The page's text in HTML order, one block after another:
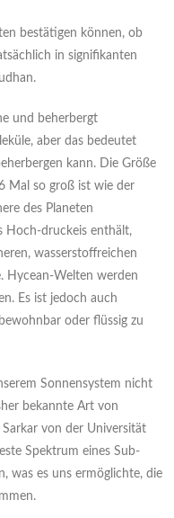
bestätigen können, ob
in signifikanten
und beherbergt
aber das bedeutet
kann. Die Größe
Mal so groß ist wie der
des Planeten
Hoch-druckeis enthält,
wasserstoffreichen
Hycean-Welten werden
Es ist jedoch auch
oder flüssig zu
Sonnensystem nicht
bekannte Art von
Sarkar von der Universität
Spektrum eines Sub-
was es uns ermöglichte, die